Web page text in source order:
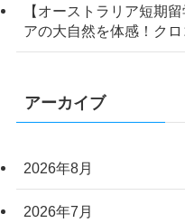
【オーストラリア短期
アの大自然を体感！ク
アーカイブ
2026年8月
2026年7月